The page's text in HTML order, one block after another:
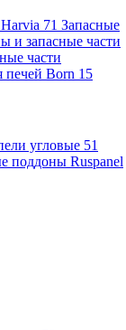
71 Запасные
и запасные части
части
печей Born 15
угловые 51
поддоны Ruspanel